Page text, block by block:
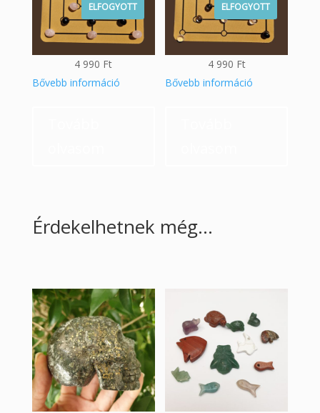
ELFOGYOTT
4 990 Ft
Bővebb információ
ELFOGYOTT
4 990 Ft
Bővebb információ
Érdekelhetnek még…